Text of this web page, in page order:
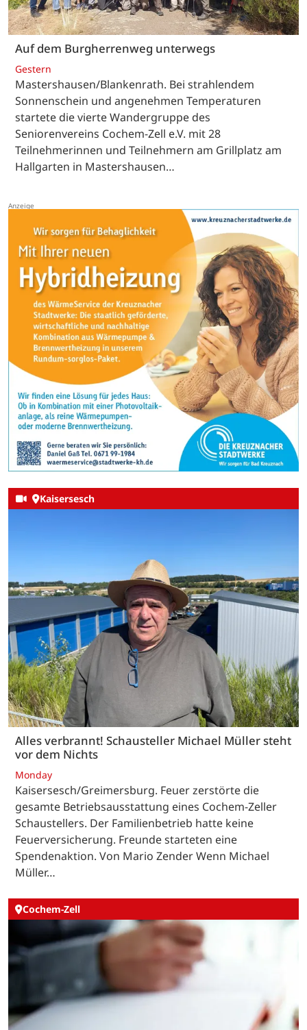
Auf dem Burgherrenweg unterwegs
Gestern
Mastershausen/Blankenrath. Bei strahlendem
Sonnenschein und angenehmen Temperaturen
startete die vierte Wandergruppe des
Seniorenvereins Cochem-Zell e.V. mit 28
Teilnehmerinnen und Teilnehmern am Grillplatz am
Hallgarten in Mastershausen…
Kaisersesch
Alles verbrannt! Schausteller Michael Müller steht
vor dem Nichts
Monday
Kaisersesch/Greimersburg. Feuer zerstörte die
gesamte Betriebsausstattung eines Cochem-Zeller
Schaustellers. Der Familienbetrieb hatte keine
Feuerversicherung. Freunde starteten eine
Spendenaktion. Von Mario Zender Wenn Michael
Müller…
Cochem-Zell